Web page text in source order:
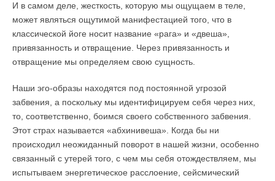
И в самом деле, жесткость, которую мы ощущаем в теле,
может являться ощутимой манифестацией того, что в
классической йоге носит название «рага» и «двеша»,
привязанность и отвращение. Через привязанность и
отвращение мы определяем свою сущность.
Наши эго-образы находятся под постоянной угрозой
забвения, а поскольку мы идентифицируем себя через них,
то, соответственно, боимся своего собственного забвения.
Этот страх называется «абхинивеша». Когда бы ни
происходил неожиданный поворот в нашей жизни, особенно
связанный с утерей того, с чем мы себя отождествляем, мы
испытываем энергетическое расслоение, сейсмический